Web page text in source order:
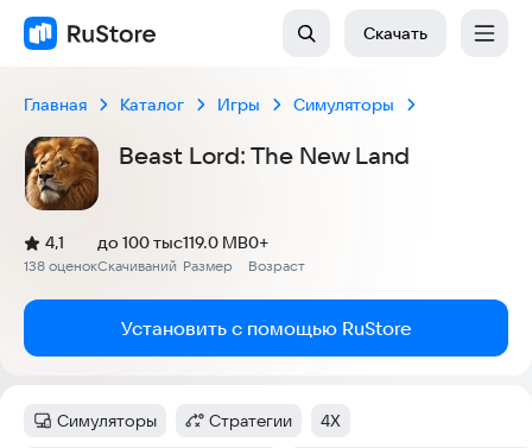
Скачать
Главная Каталог Игры Симуляторы
Beast Lord: The New Land
Рейтинг:
4,1
(
138 оценок
)
Скачиваний
до 100 тыс
Размер
119.0 MB
Возраст
0+
Установить с помощью RuStore
Категория:
Симуляторы Категория:
Стратегии Тег
4X